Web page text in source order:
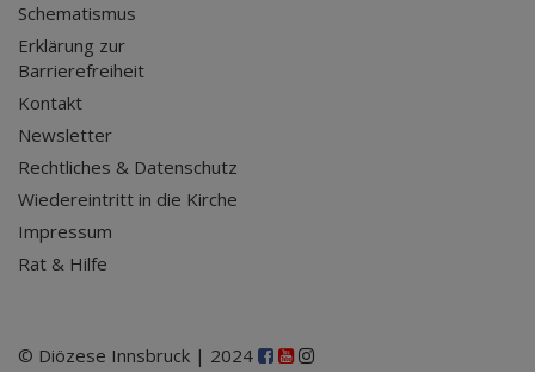
Schematismus
Erklärung zur
Barrierefreiheit
Kontakt
Newsletter
Rechtliches & Datenschutz
Wiedereintritt in die Kirche
Impressum
Rat & Hilfe
© Diözese Innsbruck | 2024